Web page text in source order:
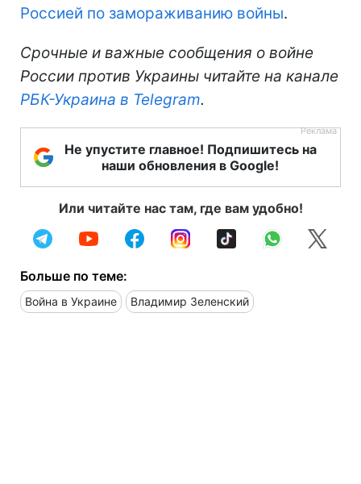
Россией по замораживанию войны.
Срочные и важные сообщения о войне
России против Украины читайте на канале
РБК-Украина в Telegram.
Не упустите главное! Подпишитесь на
наши обновления в Google!
Или читайте нас там, где вам удобно!
Больше по теме:
Война в Украине Владимир Зеленский